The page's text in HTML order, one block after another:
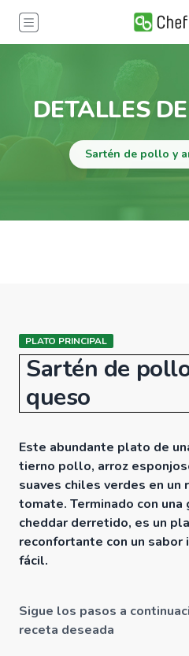
DETALLES
Sartén de pollo y
PLATO PRINCIPAL
Sartén de
queso
Este abundante plato de
tierno pollo, arroz
suaves chiles verdes en un
tomate. Terminado con una
cheddar derretido, es un
reconfortante con un sabor
fácil.
Sigue los pasos a
receta deseada